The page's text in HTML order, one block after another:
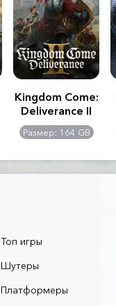
Kingdom Come:
Deliverance II
Размер: 164 GB
Топ игры
Шутеры
Платформеры